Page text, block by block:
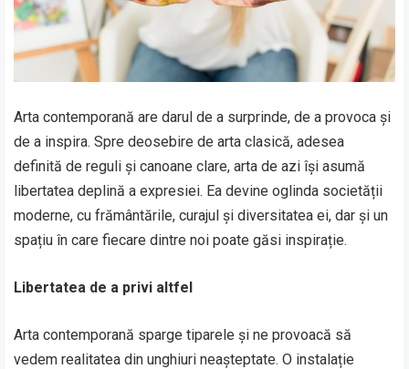
Arta contemporană are darul de a surprinde, de a provoca și
de a inspira. Spre deosebire de arta clasică, adesea
definită de reguli și canoane clare, arta de azi își asumă
libertatea deplină a expresiei. Ea devine oglinda societății
moderne, cu frământările, curajul și diversitatea ei, dar și un
spațiu în care fiecare dintre noi poate găsi inspirație.
Libertatea de a privi altfel
Arta contemporană sparge tiparele și ne provoacă să
vedem realitatea din unghiuri neașteptate. O instalație